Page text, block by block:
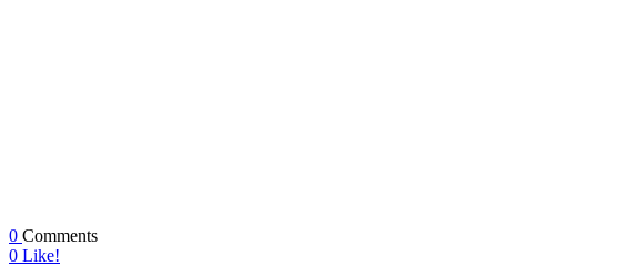
0 Comments
0 Like!